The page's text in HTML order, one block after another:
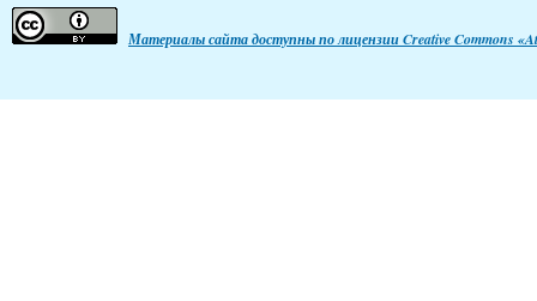
Материалы сайта доступны по лицензии Creative Commons